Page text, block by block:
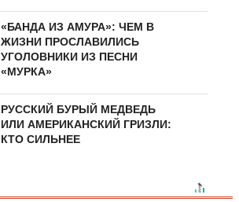
«БАНДА ИЗ АМУРА»: ЧЕМ В
ЖИЗНИ ПРОСЛАВИЛИСЬ
УГОЛОВНИКИ ИЗ ПЕСНИ
«МУРКА»
РУССКИЙ БУРЫЙ МЕДВЕДЬ
ИЛИ АМЕРИКАНСКИЙ ГРИЗЛИ:
КТО СИЛЬНЕЕ